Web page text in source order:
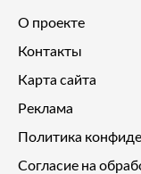
О проекте
Контакты
Карта сайта
Реклама
Политика
Согласие на